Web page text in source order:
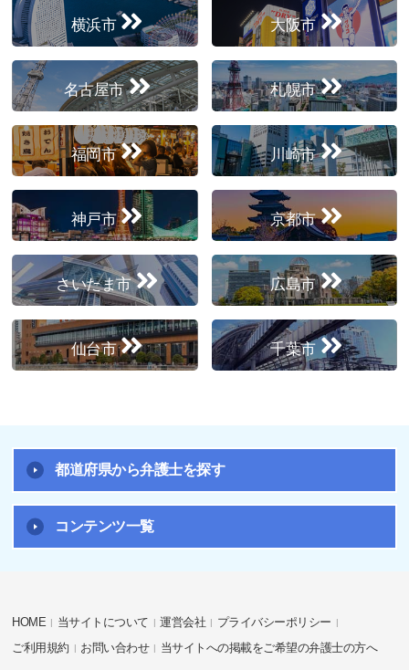
横浜市 大阪市
名古屋市 札幌市
福岡市 川崎市
神戸市 京都市
さいたま市 広島市
仙台市 千葉市
都道府県から弁護士を探す
コンテンツ一覧
HOME 当サイトについて 運営会社
プライバシーポリシー
ご利用規約
お問い合わせ 当サイトへの掲載をご希望の弁護士の方へ